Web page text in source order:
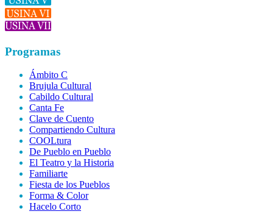
Programas
Ámbito C
Brujula Cultural
Cabildo Cultural
Canta Fe
Clave de Cuento
Compartiendo Cultura
COOLtura
De Pueblo en Pueblo
El Teatro y la Historia
Familiarte
Fiesta de los Pueblos
Forma & Color
Hacelo Corto